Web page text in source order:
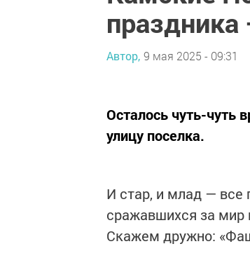
Автор, 9 мая 2025 - 09:31
Осталось чуть-чуть
улицу поселка.
И стар, и млад — все
сражавшихся за
Скажем дружно: